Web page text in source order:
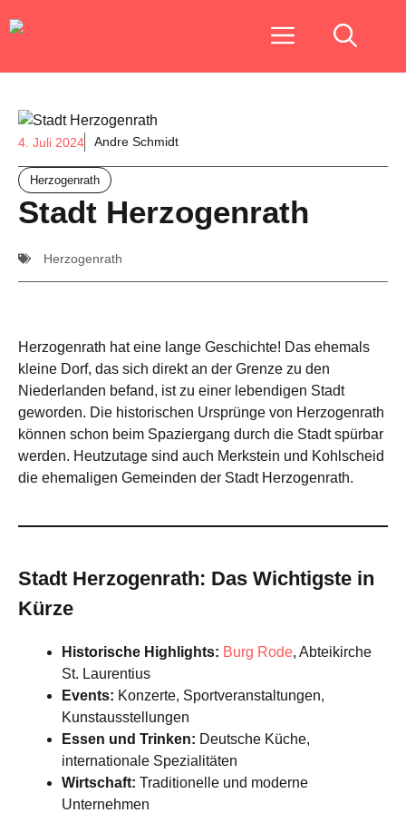
Inhalt
Menu
4. Juli 2024 Andre Schmidt
Herzogenrath
Stadt Herzogenrath
Herzogenrath
Herzogenrath hat eine lange Geschichte! Das ehemals
kleine Dorf, das sich direkt an der Grenze zu den
Niederlanden befand, ist zu einer lebendigen Stadt
geworden. Die historischen Ursprünge von Herzogenrath
können schon beim Spaziergang durch die Stadt spürbar
werden. Heutzutage sind auch Merkstein und Kohlscheid
die ehemaligen Gemeinden der Stadt Herzogenrath.
Stadt Herzogenrath: Das Wichtigste in
Kürze
Historische Highlights: Burg Rode, Abteikirche
St. Laurentius
Events: Konzerte, Sportveranstaltungen,
Kunstausstellungen
Essen und Trinken: Deutsche Küche,
internationale Spezialitäten
Wirtschaft: Traditionelle und moderne
Unternehmen